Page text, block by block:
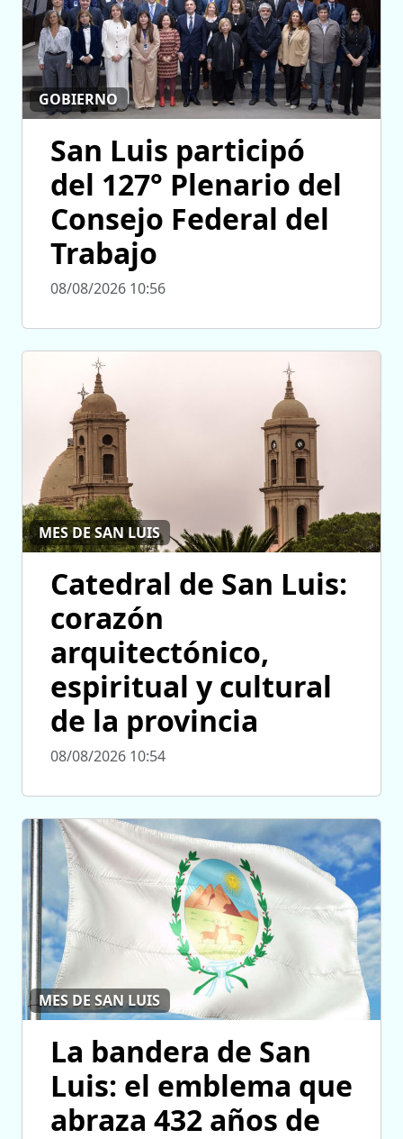
GOBIERNO
San Luis participó
del 127° Plenario del
Consejo Federal del
Trabajo
08/08/2026 10:56
MES DE SAN LUIS
Catedral de San Luis:
corazón
arquitectónico,
espiritual y cultural
de la provincia
08/08/2026 10:54
MES DE SAN LUIS
La bandera de San
Luis: el emblema que
abraza 432 años de